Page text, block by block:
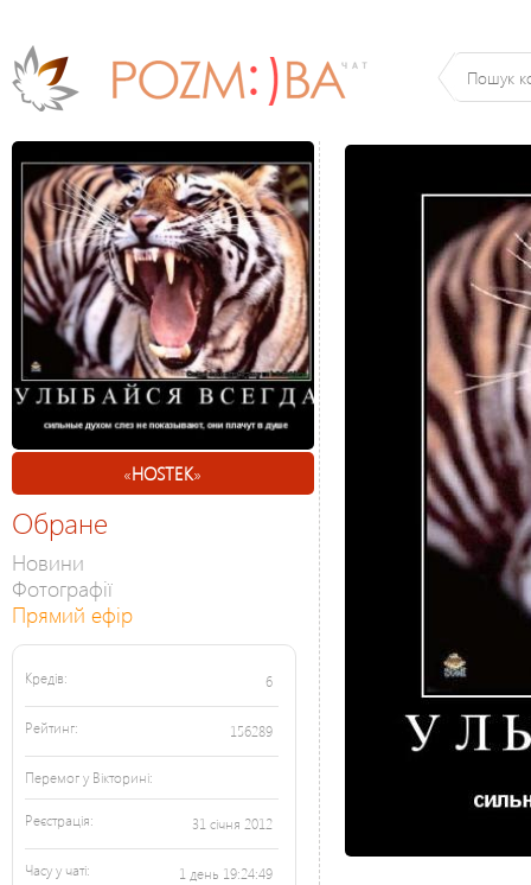
«HOSTEK»
Обране
Новини
Фотографії
Прямий ефір
Кредів: 6
Рейтинг: 156289
Перемог у Вікторині:
Реєстрація: 31 січня 2012
Часу у чаті: 1 день 19:24:49